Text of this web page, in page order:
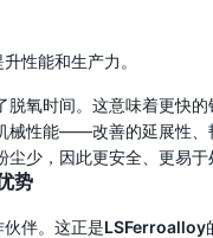
性能和生产力。
脱氧时间。这意味着更快
械性能——改善的延展性、
少，因此更安全、更易
势
伴。这正是LSFerroalloy